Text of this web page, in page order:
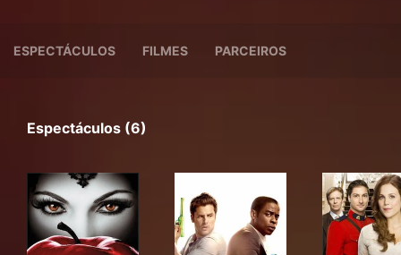
ESPECTÁCULOS FILMES PARCEIROS
Espectáculos (6)